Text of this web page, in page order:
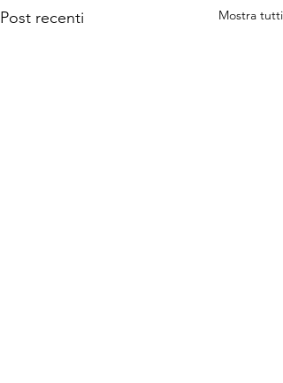
Post recenti Mostra tutti